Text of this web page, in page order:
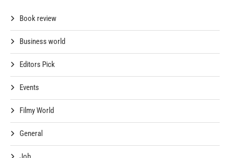
Book review
Business world
Editors Pick
Events
Filmy World
General